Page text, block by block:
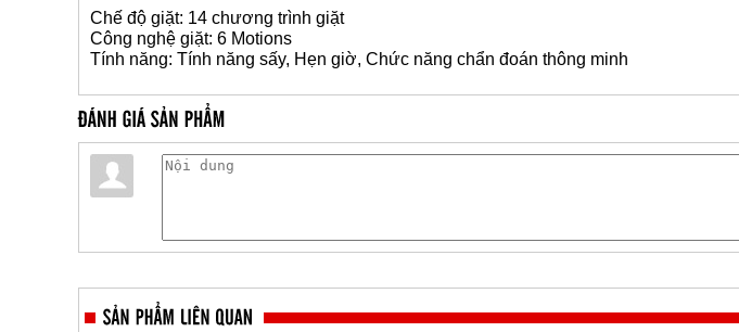
Chế độ giặt: 14 chương trình giặt
Công nghệ giặt: 6 Motions
Tính năng: Tính năng sấy, Hẹn giờ, Chức năng chẩn đoán thông minh